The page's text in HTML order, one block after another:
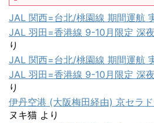
JAL 関西=台北/桃園線 期間運航
JAL 羽田=香港線 9-10月限定 深
り
JAL 関西=台北/桃園線 期間運航
JAL 羽田=香港線 9-10月限定 深
り
伊丹空港 (大阪梅田経由) 京セラ
ヌキ猫 より